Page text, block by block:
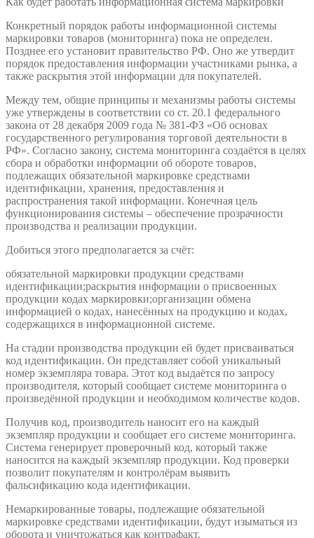
Конкретный порядок работы информационной системы
маркировки товаров (мониторинга) пока не определен.
Позднее его установит правительство РФ. Оно же утвердит
порядок предоставления информации участниками рынка, а
также раскрытия этой информации для покупателей.
Между тем, общие принципы и механизмы работы системы
уже утверждены в соответствии со ст. 20.1 федерального
закона от 28 декабря 2009 года № 381-ФЗ «Об основах
государственного регулирования торговой деятельности в
РФ». Согласно закону, система мониторинга создаётся в целях
сбора и обработки информации об обороте товаров,
подлежащих обязательной маркировке средствами
идентификации, хранения, предоставления и
распространения такой информации. Конечная цель
функционирования системы – обеспечение прозрачности
производства и реализации продукции.
Добиться этого предполагается за счёт:
обязательной маркировки продукции средствами
идентификации;раскрытия информации о присвоенных
продукции кодах маркировки;организации обмена
информацией о кодах, нанесённых на продукцию и кодах,
содержащихся в информационной системе.
На стадии производства продукции ей будет присваиваться
код идентификации. Он представляет собой уникальный
номер экземпляра товара. Этот код выдаётся по запросу
производителя, который сообщает системе мониторинга о
произведённой продукции и необходимом количестве кодов.
Получив код, производитель наносит его на каждый
экземпляр продукции и сообщает его системе мониторинга.
Система генерирует проверочный код, который также
наносится на каждый экземпляр продукции. Код проверки
позволит покупателям и контролёрам выявить
фальсификацию кода идентификации.
Немаркированные товары, подлежащие обязательной
маркировке средствами идентификации, будут изыматься из
оборота и уничтожаться как контрафакт.